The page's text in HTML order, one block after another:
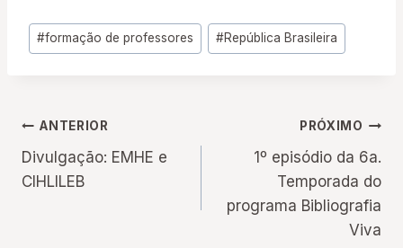
Tags
do
#formação de professores #República Brasileira
Navegação
de
ANTERIOR
Divulgação: EMHE e
CIHLILEB
PRÓXIMO
1º episódio da 6a.
Temporada do
programa Bibliografia
Viva